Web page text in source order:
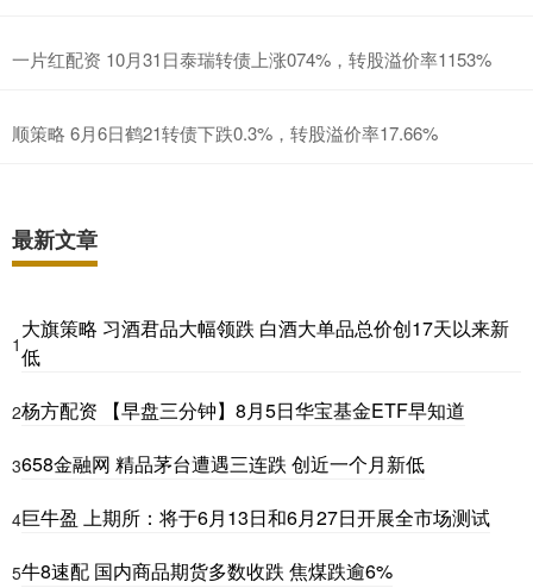
一片红配资 10月31日泰瑞转债上涨074%，转股溢价率1153%
顺策略 6月6日鹤21转债下跌0.3%，转股溢价率17.66%
最新文章
1
大旗策略 习酒君品大幅领跌 白酒大单品总价创17天以来新
低
2杨方配资 【早盘三分钟】8月5日华宝基金ETF早知道
3658金融网 精品茅台遭遇三连跌 创近一个月新低
4巨牛盈 上期所：将于6月13日和6月27日开展全市场测试
5牛8速配 国内商品期货多数收跌 焦煤跌逾6%